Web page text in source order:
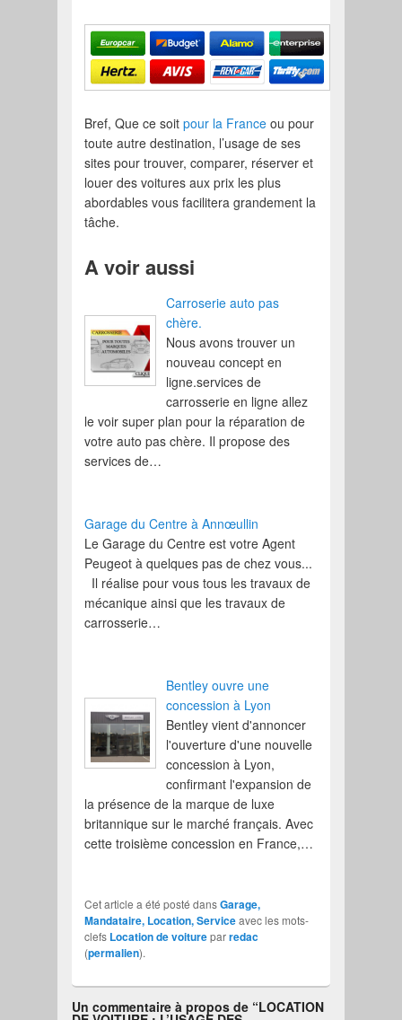
Bref, Que ce soitpour la France ou pour
toute autre destination, l’usage de ses
sites pour trouver, comparer, réserver et
louer des voitures aux prix les plus
abordables vous facilitera grandement la
tâche.
A voir aussi
Carroserie auto pas
chère.
Nous avons trouver un
nouveau concept en
ligne.services de
carrosserie en ligne allez
le voir super plan pour la réparation de
votre auto pas chère. Il propose des
services de…
Garage du Centre à Annœullin
Le Garage du Centre est votre Agent
Peugeot à quelques pas de chez vous...
Il réalise pour vous tous les travaux de
mécanique ainsi que les travaux de
carrosserie…
Bentley ouvre une
concession à Lyon
Bentley vient d'annoncer
l'ouverture d'une nouvelle
concession à Lyon,
confirmant l'expansion de
la présence de la marque de luxe
britannique sur le marché français. Avec
cette troisième concession en France,…
Cet article a été posté dansGarage,
Mandataire, Location, Serviceavec les mots-
clefs Location de voitureparredac
(permalien).
Un commentaire à propos de “LOCATION